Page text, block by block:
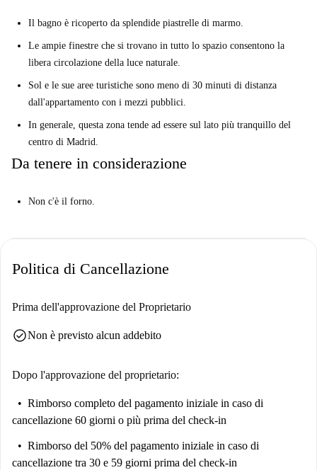
Il bagno è ricoperto da splendide piastrelle di marmo.
Le ampie finestre che si trovano in tutto lo spazio consentono la
libera circolazione della luce naturale.
Sol e le sue aree turistiche sono meno di 30 minuti di distanza
dall'appartamento con i mezzi pubblici.
In generale, questa zona tende ad essere sul lato più tranquillo del
centro di Madrid.
Da tenere in considerazione
Non c'è il forno.
Politica di Cancellazione
Prima dell'approvazione del Proprietario
check_circleNon è previsto alcun addebito
Dopo l'approvazione del proprietario:
Rimborso completo del pagamento iniziale in caso di
cancellazione 60 giorni o più prima del check-in
Rimborso del 50% del pagamento iniziale in caso di
cancellazione tra 30 e 59 giorni prima del check-in